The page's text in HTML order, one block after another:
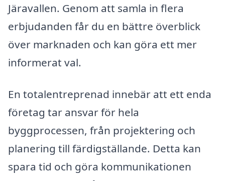
Järavallen. Genom att samla in flera
erbjudanden får du en bättre överblick
över marknaden och kan göra ett mer
informerat val.
En totalentreprenad innebär att ett enda
företag tar ansvar för hela
byggprocessen, från projektering och
planering till färdigställande. Detta kan
spara tid och göra kommunikationen